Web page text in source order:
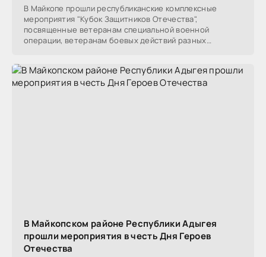
В Майкопе прошли республиканские комплексные
мероприятия "Кубок Защитников Отечества",
посвященные ветеранам специальной военной
операции, ветеранам боевых действий разных
В Майкопском районе Республики Адыгея
прошли мероприятия в честь Дня Героев
Отечества